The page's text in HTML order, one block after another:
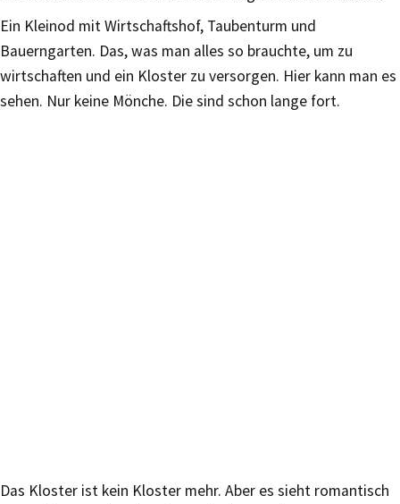
Ein Kleinod mit Wirtschaftshof, Taubenturm und
Bauerngarten. Das, was man alles so brauchte, um zu
wirtschaften und ein Kloster zu versorgen. Hier kann man es
sehen. Nur keine Mönche. Die sind schon lange fort.
Das Kloster ist kein Kloster mehr. Aber es sieht romantisch